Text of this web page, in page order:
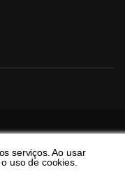
serviços. Ao usar
uso de cookies.